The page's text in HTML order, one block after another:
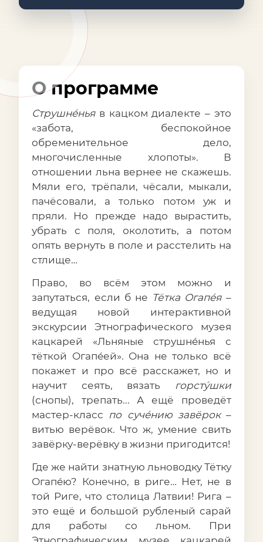
О программе
Струшнéньяв кацком диалекте – это
«забота, беспокойное
обременительное дело,
многочисленные хлопоты». В
отношении льна вернее не скажешь.
Мяли его, трёпали, чёсали, мыкали,
пачёсовали, а только потом уж и
пряли. Но прежде надо вырастить,
убрать с поля, околотить, а потом
опять вернуть в поле и расстелить на
стлище…
Право, во всём этом можно и
запутаться, если б не Тётка Огапéя–
ведущая новой интерактивной
экскурсии Этнографического музея
кацкарей «Льняные струшнéнья с
тёткой Огапéей». Она не только всё
покажет и про всё расскажет, но и
научит сеять, вязать горстýшки
(снопы), трепать... А ещё проведёт
мастер-класс по сучéнию завёрок–
витью верёвок. Что ж, умение свить
завёрку-верёвку в жизни пригодится!
Где же найти знатную льноводку Тётку
Огапéю? Конечно, в риге… Нет, не в
той Риге, что столица Латвии! Рига –
это ещё и большой рубленый сарай
для работы со льном. При